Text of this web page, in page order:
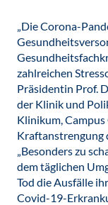
„Die Corona-
zahlreichen
Präsidentin Prof.
der Klinik und
Klinikum,
Kraftanstrengung
„Besonders zu
dem täglichen
Tod die Ausfälle
Covid-19-